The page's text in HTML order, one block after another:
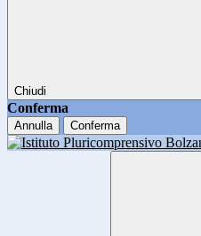
Chiudi
Conferma
Annulla Conferma